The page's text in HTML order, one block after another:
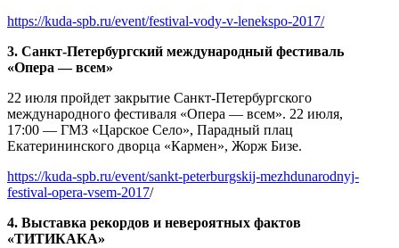
https://kuda-spb.ru/event/festival-vody-v-lenekspo-2017/
3. Санкт-Петербургский международный фестиваль
«Опера — всем»
22 июля пройдет закрытие Санкт-Петербургского
международного фестиваля «Опера — всем». 22 июля,
17:00 — ГМЗ «Царское Село», Парадный плац
Екатерининского дворца «Кармен», Жорж Бизе.
https://kuda-spb.ru/event/sankt-peterburgskij-mezhdunarodnyj-
festival-opera-vsem-2017/
4. Выставка рекордов и невероятных фактов
«ТИТИКАКА»